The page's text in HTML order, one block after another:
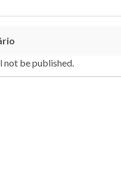
not be published.